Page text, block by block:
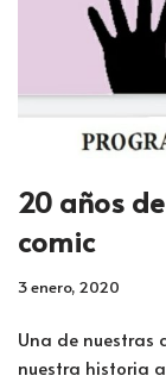
20 años
comic
3 enero, 2020
Una de nuestras
nuestra historia